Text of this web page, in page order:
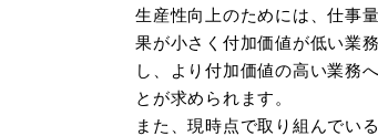
生産性向上のためには、仕事
果が小さく付加価値が低い業
し、より付加価値の高い業務
とが求められます。
また、現時点で取り組んでい